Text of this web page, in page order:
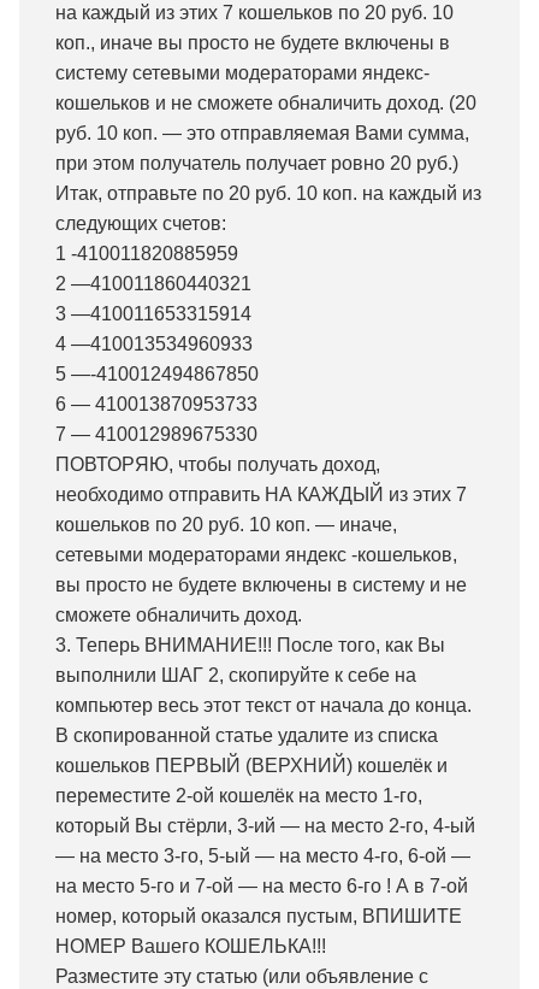
на каждый из этих 7 кошельков по 20 руб. 10
коп., иначе вы просто не будете включены в
систему сетевыми модераторами яндекс-
кошельков и не сможете обналичить доход. (20
руб. 10 коп. — это отправляемая Вами сумма,
при этом получатель получает ровно 20 руб.)
Итак, отправьте по 20 руб. 10 коп. на каждый из
следующих счетов:
1 -410011820885959
2 —410011860440321
3 —410011653315914
4 —410013534960933
5 —-410012494867850
6 — 410013870953733
7 — 410012989675330
ПОВТОРЯЮ, чтобы получать доход,
необходимо отправить НА КАЖДЫЙ из этих 7
кошельков по 20 руб. 10 коп. — иначе,
сетевыми модераторами яндекс -кошельков,
вы просто не будете включены в систему и не
сможете обналичить доход.
3. Теперь ВНИМАНИЕ!!! После того, как Вы
выполнили ШАГ 2, скопируйте к себе на
компьютер весь этот текст от начала до конца.
В скопированной статье удалите из списка
кошельков ПЕРВЫЙ (ВЕРХНИЙ) кошелёк и
переместите 2-ой кошелёк на место 1-го,
который Вы стёрли, 3-ий — на место 2-го, 4-ый
— на место 3-го, 5-ый — на место 4-го, 6-ой —
на место 5-го и 7-ой — на место 6-го ! А в 7-ой
номер, который оказался пустым, ВПИШИТЕ
НОМЕР Вашего КОШЕЛЬКА!!!
Разместите эту статью (или объявление с